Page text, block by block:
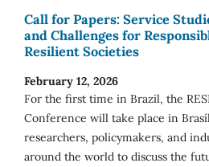
Call for Papers: Service
and Challenges for
Resilient Societies
February 12, 2026
For the first time in Brazil, the
Conference will take place in
researchers, policymakers, and
around the world to discuss the